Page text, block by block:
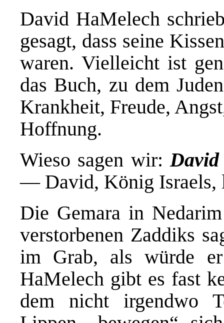
David HaMelech
gesagt, dass seine
waren. Vielleicht ist
das Buch, zu dem
Krankheit, Freude,
Hoffnung.
Wieso sagen wir:
— David, König Israels,
Die Gemara in
verstorbenen Zaddiks
im Grab, als würde
HaMelech gibt es fast
dem nicht irgendwo